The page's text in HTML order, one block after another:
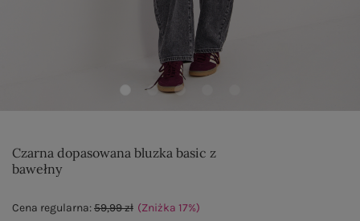
Czarna dopasowana bluzka basic z
bawełny
Cena regularna:59,99 zł (Zniżka 17%)